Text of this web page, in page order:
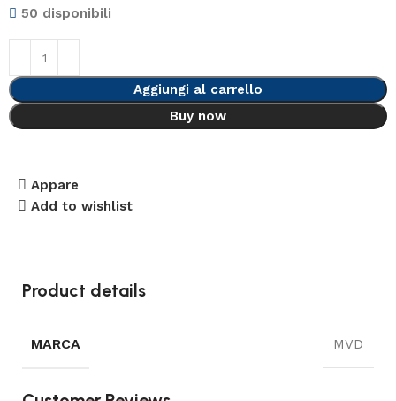
50 disponibili
Aggiungi al carrello
Buy now
Appare
Add to wishlist
Product details
MARCA MVD